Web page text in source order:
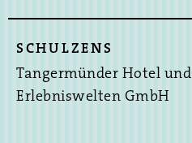
SCHULZENS
Tangermünder Hotel und
Erlebniswelten GmbH